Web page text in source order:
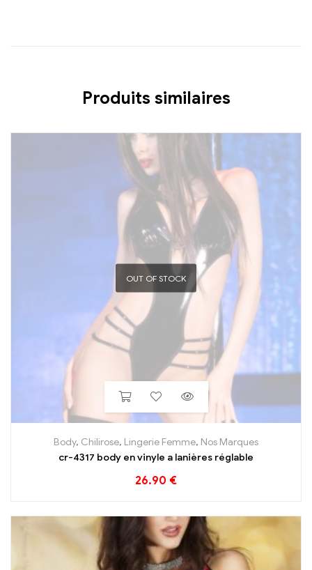
Produits similaires
OUT OF STOCK
Body, Chilirose, Lingerie Femme, Nos Marques
cr-4317 body en vinyle a lanières réglable
26.90 €